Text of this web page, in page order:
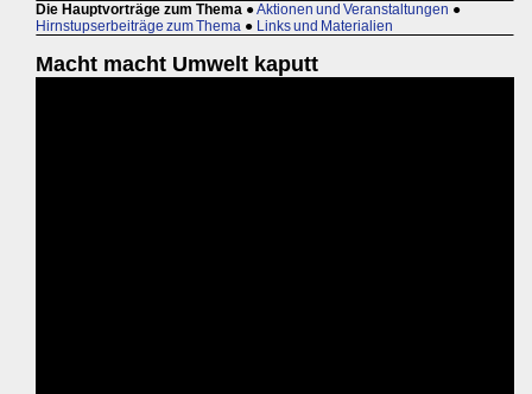
Die Hauptvorträge zum Thema ●Aktionen und Veranstaltungen ●
Hirnstupserbeiträge zum Thema ● Links und Materialien
Macht macht Umwelt kaputt